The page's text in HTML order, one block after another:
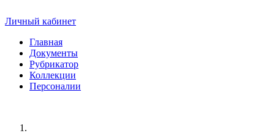
Личный кабинет
Главная
Документы
Рубрикатор
Коллекции
Персоналии